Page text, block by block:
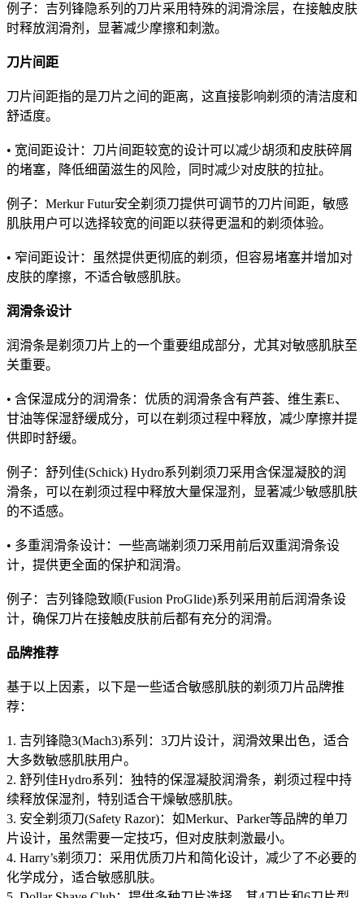
例子：吉列锋隐系列的刀片采用特殊的润滑涂层，在接触皮肤
时释放润滑剂，显著减少摩擦和刺激。
刀片间距
刀片间距指的是刀片之间的距离，这直接影响剃须的清洁度和
舒适度。
• 宽间距设计：刀片间距较宽的设计可以减少胡须和皮肤碎屑
的堵塞，降低细菌滋生的风险，同时减少对皮肤的拉扯。
例子：Merkur Futur安全剃须刀提供可调节的刀片间距，敏感
肌肤用户可以选择较宽的间距以获得更温和的剃须体验。
• 窄间距设计：虽然提供更彻底的剃须，但容易堵塞并增加对
皮肤的摩擦，不适合敏感肌肤。
润滑条设计
润滑条是剃须刀片上的一个重要组成部分，尤其对敏感肌肤至
关重要。
• 含保湿成分的润滑条：优质的润滑条含有芦荟、维生素E、
甘油等保湿舒缓成分，可以在剃须过程中释放，减少摩擦并提
供即时舒缓。
例子：舒列佳(Schick) Hydro系列剃须刀采用含保湿凝胶的润
滑条，可以在剃须过程中释放大量保湿剂，显著减少敏感肌肤
的不适感。
• 多重润滑条设计：一些高端剃须刀采用前后双重润滑条设
计，提供更全面的保护和润滑。
例子：吉列锋隐致顺(Fusion ProGlide)系列采用前后润滑条设
计，确保刀片在接触皮肤前后都有充分的润滑。
品牌推荐
基于以上因素，以下是一些适合敏感肌肤的剃须刀片品牌推
荐：
1. 吉列锋隐3(Mach3)系列：3刀片设计，润滑效果出色，适合
大多数敏感肌肤用户。
2. 舒列佳Hydro系列：独特的保湿凝胶润滑条，剃须过程中持
续释放保湿剂，特别适合干燥敏感肌肤。
3. 安全剃须刀(Safety Razor)：如Merkur、Parker等品牌的单刀
片设计，虽然需要一定技巧，但对皮肤刺激最小。
4. Harry’s剃须刀：采用优质刀片和简化设计，减少了不必要的
化学成分，适合敏感肌肤。